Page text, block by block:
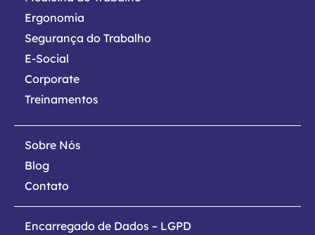
Ergonomia
Segurança do Trabalho
E-Social
Corporate
Treinamentos
Sobre Nós
Blog
Contato
Encarregado de Dados – LGPD